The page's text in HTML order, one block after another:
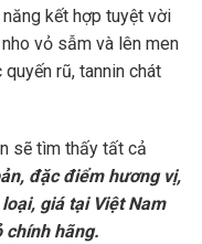
kết hợp tuyệt vời
vỏ sẫm và lên men
rũ, tannin chát
sẽ tìm thấy tất cả
đặc điểm hương vị,
giá tại Việt Nam
chính hãng.